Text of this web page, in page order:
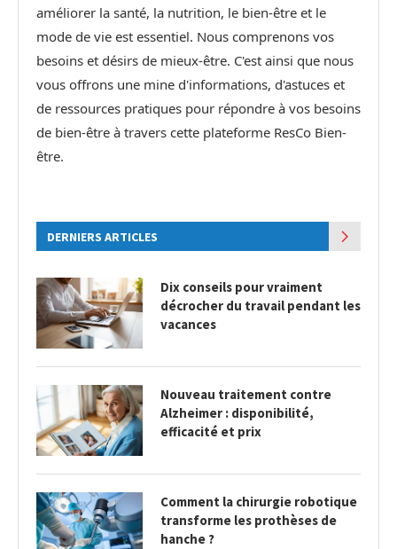
améliorer la santé, la nutrition, le bien-être et le
mode de vie est essentiel. Nous comprenons vos
besoins et désirs de mieux-être. C'est ainsi que nous
vous offrons une mine d'informations, d'astuces et
de ressources pratiques pour répondre à vos besoins
de bien-être à travers cette plateforme ResCo Bien-
être.
DERNIERS ARTICLES
Dix conseils pour vraiment
décrocher du travail pendant les
vacances
Nouveau traitement contre
Alzheimer : disponibilité,
efficacité et prix
Comment la chirurgie robotique
transforme les prothèses de
hanche ?